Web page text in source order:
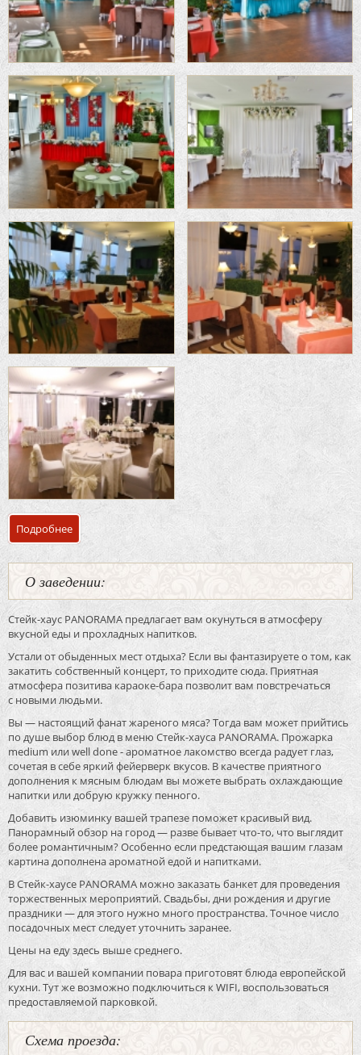
Подробнее о Банкетный зал «PANORAMA-сад» ресторан «Panorama»
О заведении:
Стейк-хаус PANORAMA предлагает вам окунуться в атмосферу
вкусной еды и прохладных напитков.
Устали от обыденных мест отдыха? Если вы фантазируете о том, как
закатить собственный концерт, то приходите сюда. Приятная
атмосфера позитива караоке-бара позволит вам повстречаться
с новыми людьми.
Вы — настоящий фанат жареного мяса? Тогда вам может прийтись
по душе выбор блюд в меню Стейк-хауса PANORAMA. Прожарка
medium или well done - ароматное лакомство всегда радует глаз,
сочетая в себе яркий фейерверк вкусов. В качестве приятного
дополнения к мясным блюдам вы можете выбрать охлаждающие
напитки или добрую кружку пенного.
Добавить изюминку вашей трапезе поможет красивый вид.
Панорамный обзор на город — разве бывает что-то, что выглядит
более романтичным? Особенно если предстающая вашим глазам
картина дополнена ароматной едой и напитками.
В Стейк-хаусе PANORAMA можно заказать банкет для проведения
торжественных мероприятий. Свадьбы, дни рождения и другие
праздники — для этого нужно много пространства. Точное число
посадочных мест следует уточнить заранее.
Цены на еду здесь выше среднего.
Для вас и вашей компании повара приготовят блюда европейской
кухни. Тут же возможно подключиться к WIFI, воспользоваться
предоставляемой парковкой.
Схема проезда: